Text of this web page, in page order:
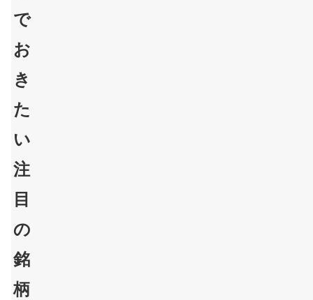
で
お
き
た
い
注
目
の
銘
柄